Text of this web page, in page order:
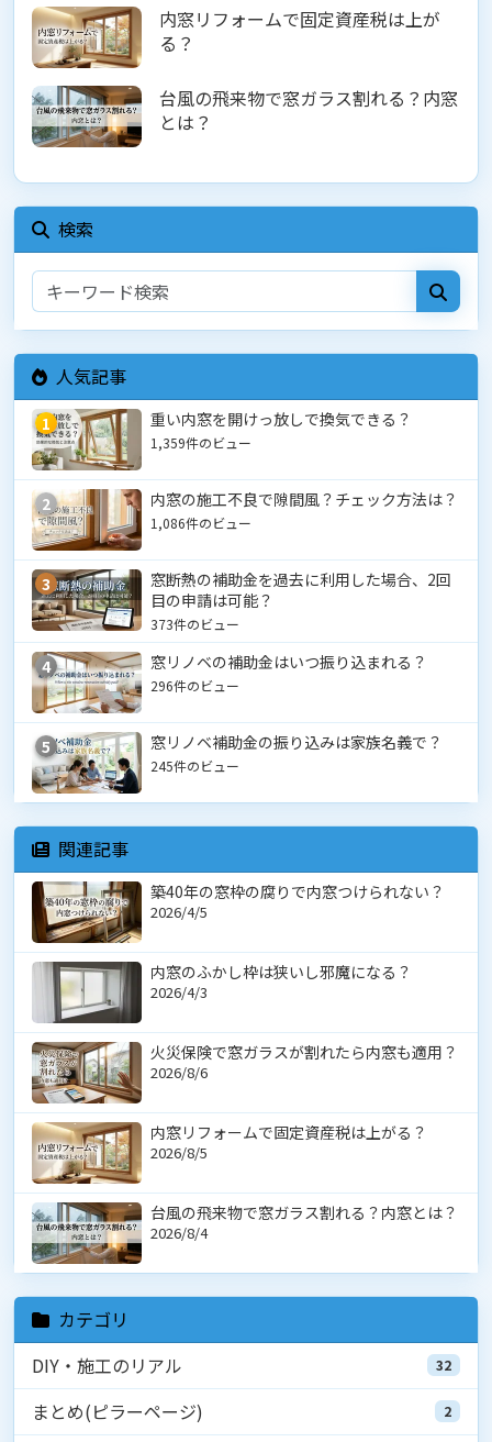
内窓リフォームで固定資産税は上が
る？
台風の飛来物で窓ガラス割れる？内窓
とは？
検索
人気記事
1 重い内窓を開けっ放しで換気できる？
1,359件のビュー
2 内窓の施工不良で隙間風？チェック方法は？
1,086件のビュー
3
窓断熱の補助金を過去に利用した場合、2回
目の申請は可能？
373件のビュー
4 窓リノベの補助金はいつ振り込まれる？
296件のビュー
5 窓リノベ補助金の振り込みは家族名義で？
245件のビュー
関連記事
築40年の窓枠の腐りで内窓つけられない？
2026/4/5
内窓のふかし枠は狭いし邪魔になる？
2026/4/3
火災保険で窓ガラスが割れたら内窓も適用？
2026/8/6
内窓リフォームで固定資産税は上がる？
2026/8/5
台風の飛来物で窓ガラス割れる？内窓とは？
2026/8/4
カテゴリ
DIY・施工のリアル
32
まとめ(ピラーページ) 2